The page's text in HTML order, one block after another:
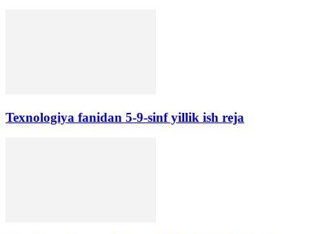
Texnologiya fanidan 5-9-sinf yillik ish reja